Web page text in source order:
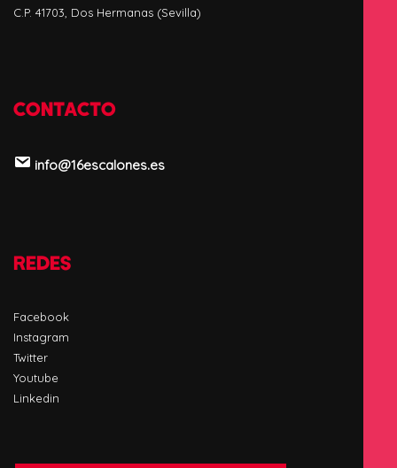
C.P. 41703, Dos Hermanas (Sevilla)
CONTACTO
info@16escalones.es
REDES
Facebook
Instagram
Twitter
Youtube
Linkedin